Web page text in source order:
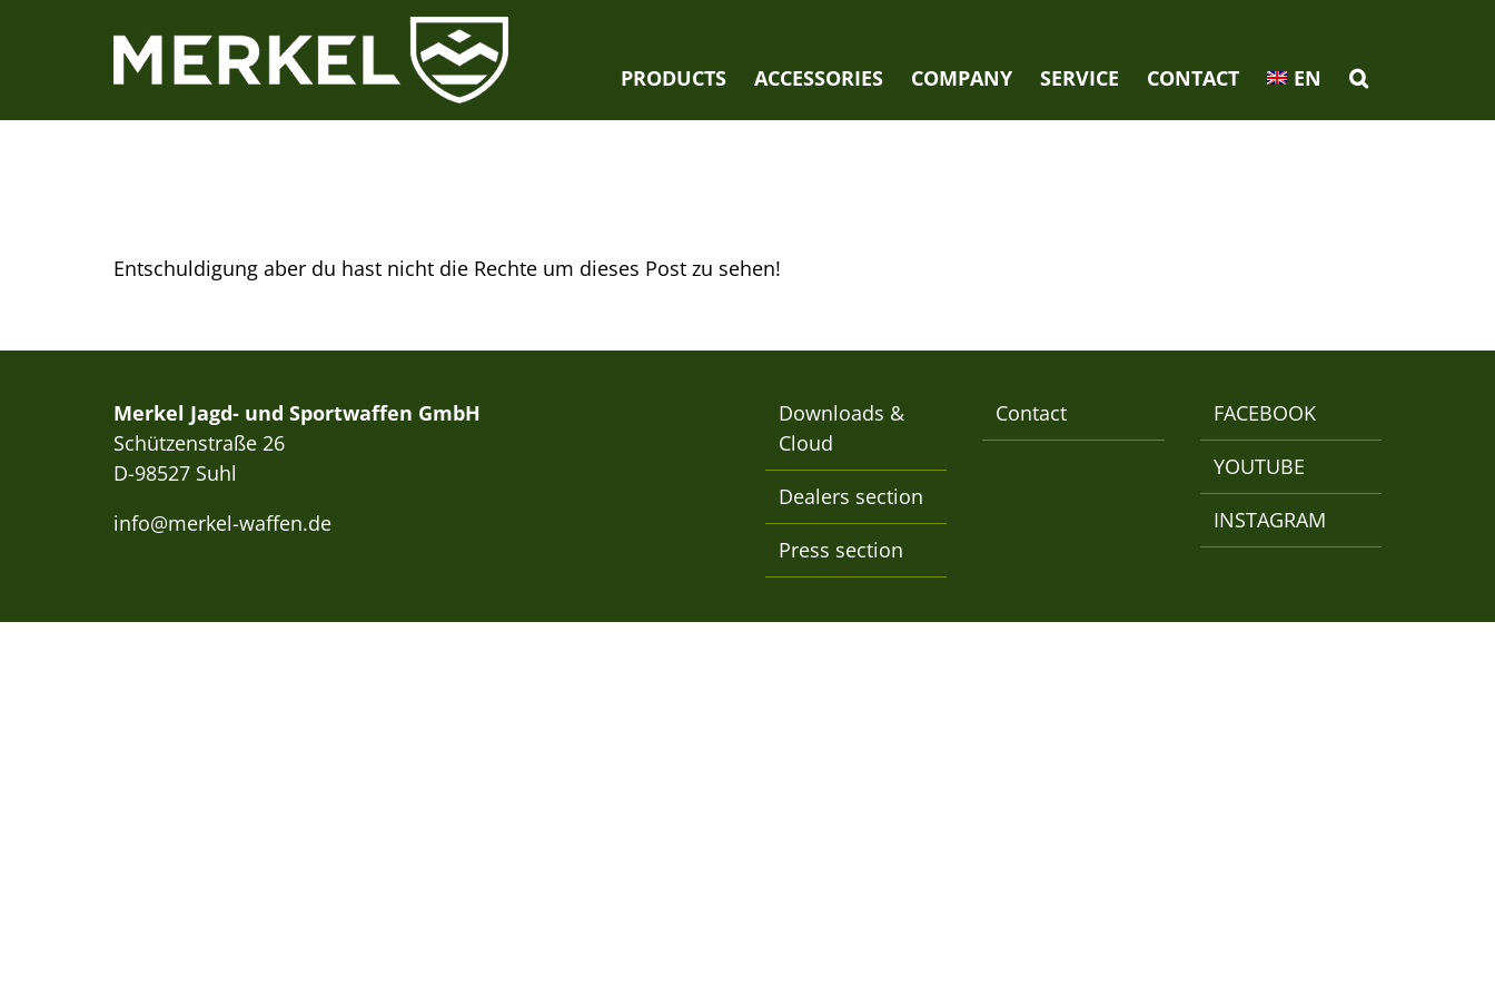
PRODUCTS ACCESSORIES COMPANY SERVICE CONTACT EN
Entschuldigung aber du hast nicht die Rechte um dieses Post zu sehen!
Merkel Jagd- und Sportwaffen GmbH
Schützenstraße 26
D-98527 Suhl
info@merkel-waffen.de
Downloads &
Cloud
Dealers section
Press section
Contact
FACEBOOK
YOUTUBE
INSTAGRAM